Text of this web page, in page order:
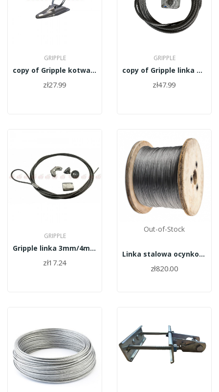
GRIPPLE
copy of Gripple kotwa pręt włóknowy...
zł27.99
GRIPPLE
copy of Gripple linka odciągowa dyniamic...
zł47.99
GRIPPLE
Gripple linka 3mm/4m+GP1 - GPAK-PM3-4M
zł17.24
Out-of-Stock
Linka stalowa ocynkowana fi 3 mm 1000 m
zł820.00